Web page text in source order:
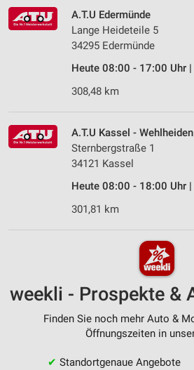
A.T.U Edermünde
Lange Heideteile 5
34295 Edermünde
Heute 08:00 - 17:00 Uhr |
308,48 km
A.T.U Kassel - Wehlheiden
Sternbergstraße 1
34121 Kassel
Heute 08:00 - 18:00 Uhr |
301,81 km
weekli - Prospekte &
Finden Sie noch mehr Auto &
Öffnungszeiten in
✔ Standortgenaue Angebote